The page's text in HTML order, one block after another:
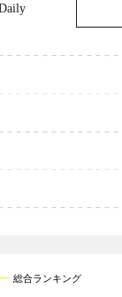
総合ランキング